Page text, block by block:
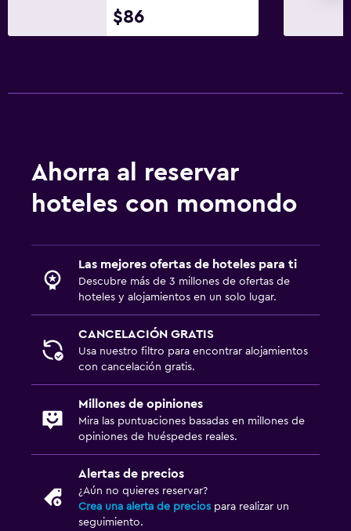
$86
Ahorra al reservar
hoteles con momondo
Las mejores ofertas de hoteles para ti
Descubre más de 3 millones de ofertas de
hoteles y alojamientos en un solo lugar.
CANCELACIÓN GRATIS
Usa nuestro filtro para encontrar alojamientos
con cancelación gratis.
Millones de opiniones
Mira las puntuaciones basadas en millones de
opiniones de huéspedes reales.
Alertas de precios
¿Aún no quieres reservar?
Crea una alerta de precios para realizar un
seguimiento.